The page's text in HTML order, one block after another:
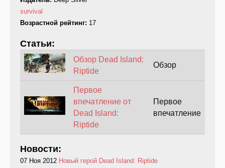
survival
Возрастной рейтинг: 17
Статьи:
Обзор Dead Island:
Riptide
Обзор
Первое
впечатление от
Dead Island:
Riptide
Первое
впечатление
Новости:
07 Ноя 2012 Новый герой Dead Island: Riptide